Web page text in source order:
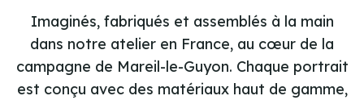
Imaginés, fabriqués et assemblés à la main
dans notre atelier en France, au cœur de la
campagne de Mareil-le-Guyon. Chaque portrait
est conçu avec des matériaux haut de gamme,